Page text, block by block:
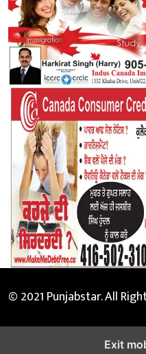
© 2021 Punjabstar. All
Exit